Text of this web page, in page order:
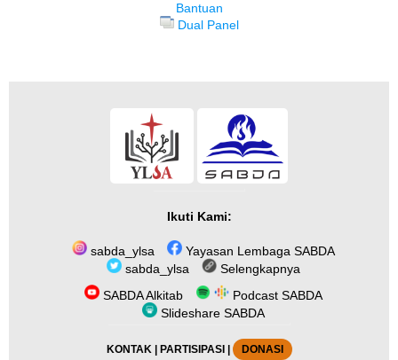
Bantuan
Dual Panel
Ikuti Kami:
sabda_ylsa
Yayasan Lembaga SABDA
sabda_ylsa
Selengkapnya
SABDA Alkitab
Podcast SABDA
Slideshare SABDA
KONTAK| PARTISIPASI DONASI